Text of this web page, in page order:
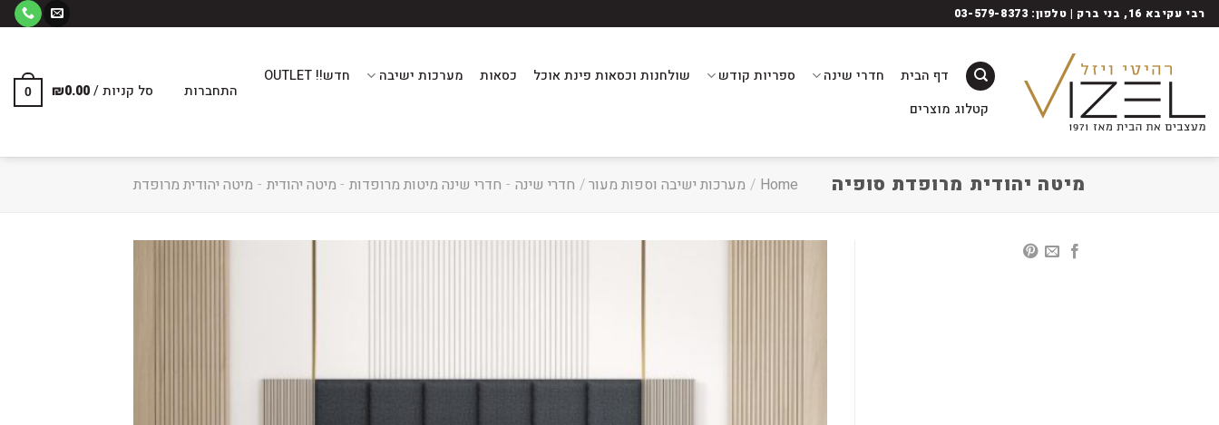
Skip
to
רבי עקיבא 16, בני ברק | טלפון: 03-579-8373
דף הבית חדרי שינה ספריות קודש שולחנות וכסאות פינת אוכל כסאות מערכות ישיבה
חדש!! OUTLET
קטלוג מוצרים
התחברות סל קניות / ₪0.00
0
מיטה יהודית מרופדת סופיה Home
/ מערכות ישיבה וספות מעור/ חדרי שינה - חדרי שינה מיטות מרופדות - מיטה יהודית - מיטה יהודית מרופדת